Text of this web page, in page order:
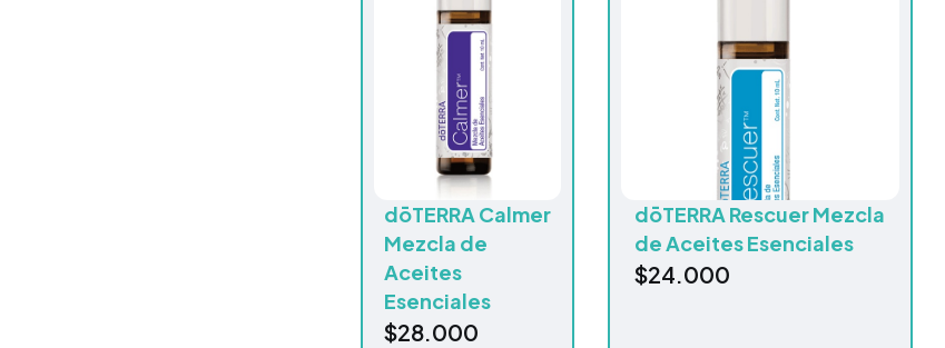
dōTERRA Calmer
Mezcla de
Aceites
Esenciales
$28.000
dōTERRA Rescuer Mezcla
de Aceites Esenciales
$24.000